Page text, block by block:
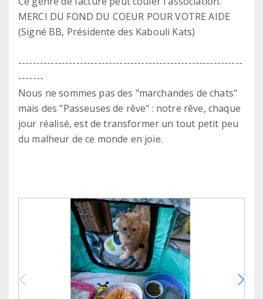
MERCI DU FOND DU COEUR POUR VOTRE AIDE
(Signé BB, Présidente des Kabouli Kats)
--------------------------------------------------------------
-------
Nous ne sommes pas des "marchandes de chats"
mais des "Passeuses de rêve" : notre rêve, chaque
jour réalisé, est de transformer un tout petit peu
du malheur de ce monde en joie.